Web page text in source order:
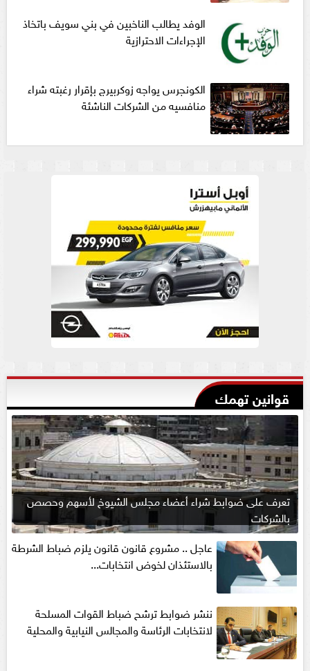
الوفد يطالب الناخبين في بني سويف باتخاذ
الإجراءات الاحترازية
الكونجرس يواجه زوكربيرج بإقرار رغبته شراء
منافسيه من الشركات الناشئة
قوانين تهمك
تعرف على ضوابط شراء أعضاء مجلس الشيوخ لأسهم وحصص
بالشركات
عاجل .. مشروع قانون قانون يلزم ضباط الشرطة
بالاستئذان لخوض انتخابات...
ننشر ضوابط ترشح ضباط القوات المسلحة
لانتخابات الرئاسة والمجالس النيابية والمحلية‎